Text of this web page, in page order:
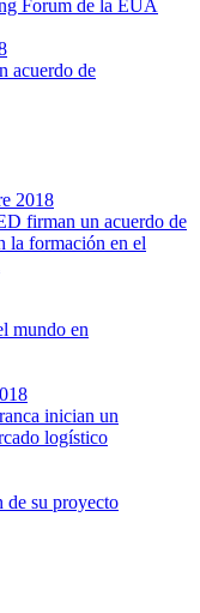
Forum de la EUA
acuerdo de
2018
firman un acuerdo de
la formación en el
mundo en
inician un
logístico
su proyecto